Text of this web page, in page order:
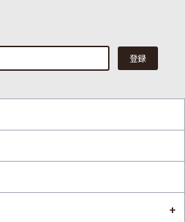
登録
+